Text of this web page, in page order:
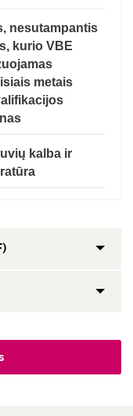
nesutampantis
kurio VBE
metais
kalba ir